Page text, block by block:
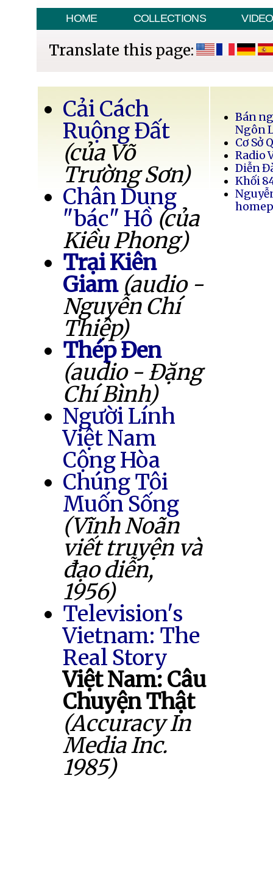
HOME COLLECTIONS VIDEO
Translate this page:
Cải Cách
Ruộng Đất
(của Võ
Trường Sơn)
Chân Dung
"bác" Hồ (của
Kiều Phong)
Trại Kiên
Giam (audio -
Nguyễn Chí
Thiệp)
Thép Đen
(audio - Đặng
Chí Bình)
Người Lính
Việt Nam
Cộng Hòa
Chúng Tôi
Muốn Sống
(Vĩnh Noãn
viết truyện và
đạo diễn,
1956)
Television's
Vietnam: The
Real Story
Việt Nam: Câu
Chuyện Thật
(Accuracy In
Media Inc.
1985)
Bán
Ngôn
Cơ Sở
Radio
Diễn
Khối